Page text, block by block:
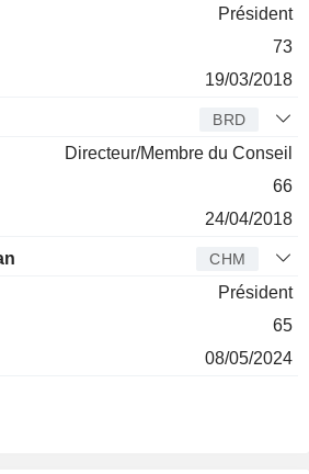
Président
73
19/03/2018
BRD
Directeur/Membre du Conseil
66
24/04/2018
CHM
Président
65
08/05/2024